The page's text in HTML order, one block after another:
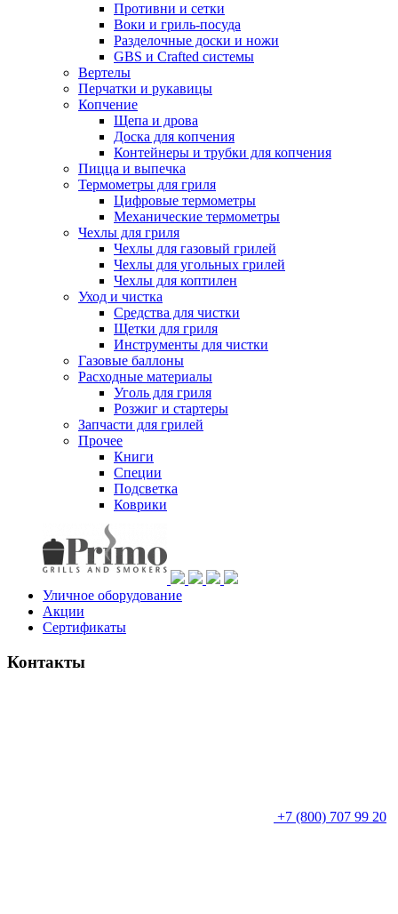
Противни и сетки
Воки и гриль-посуда
Разделочные доски и ножи
GBS и Crafted системы
Вертелы
Перчатки и рукавицы
Копчение
Щепа и дрова
Доска для копчения
Контейнеры и трубки для копчения
Пицца и выпечка
Термометры для гриля
Цифровые термометры
Механические термометры
Чехлы для гриля
Чехлы для газовый грилей
Чехлы для угольных грилей
Чехлы для коптилен
Уход и чистка
Средства для чистки
Щетки для гриля
Инструменты для чистки
Газовые баллоны
Расходные материалы
Уголь для гриля
Розжиг и стартеры
Запчасти для грилей
Прочее
Книги
Специи
Подсветка
Коврики
Уличное оборудование
Акции
Сертификаты
Контакты
+7 (800) 707 99 20